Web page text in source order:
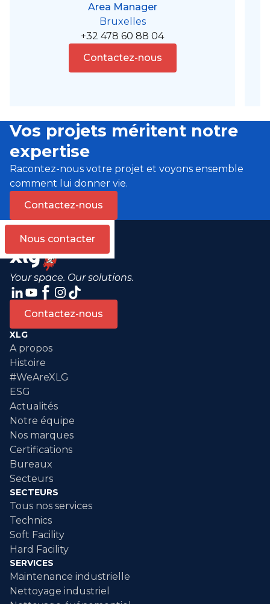
Area Manager
Bruxelles
+32 478 60 88 04
Contactez-nous
Vos projets méritent notre
expertise
Racontez-nous votre projet et voyons ensemble
comment lui donner vie.
Contactez-nous
Nous contacter
Your space. Our solutions.
Contactez-nous
XLG
A propos
Histoire
#WeAreXLG
ESG
Actualités
Notre équipe
Nos marques
Certifications
Bureaux
Secteurs
SECTEURS
Tous nos services
Technics
Soft Facility
Hard Facility
SERVICES
Maintenance industrielle
Nettoyage industriel